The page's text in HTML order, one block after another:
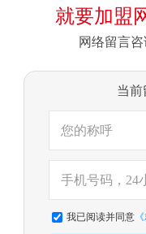
就要加盟
网络留言
当前
我已阅读并同意《